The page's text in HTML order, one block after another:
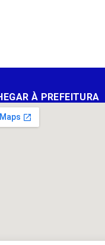
À PREFEITURA